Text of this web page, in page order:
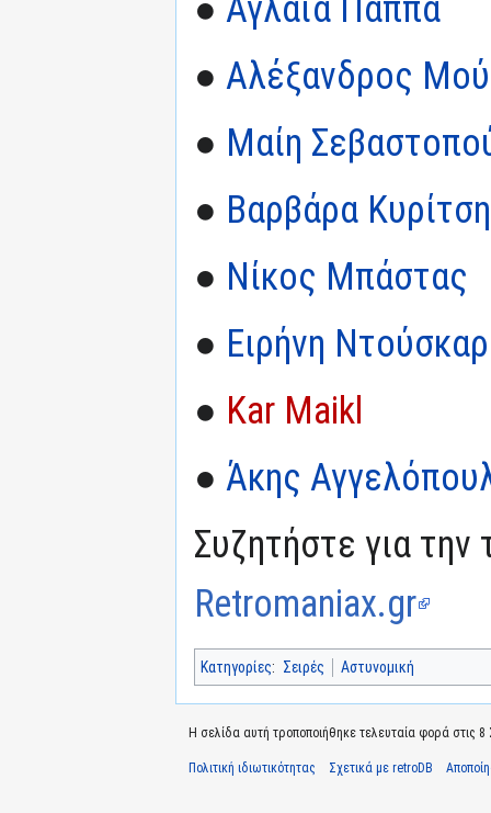
● Αγλαϊα Παππά
● Αλέξανδρος
● Μαίη
● Βαρβάρα Κυρίτση
● Νίκος Μπάστας
● Ειρήνη
● Kar Maikl
● Άκης
Συζητήστε για την
Retromaniax.gr
Κατηγορίες: Σειρές Αστυνομική
Η σελίδα αυτή τροποποιήθηκε τελευταία φορά στις 8
Πολιτική ιδιωτικότητας Σχετικά με retroDB